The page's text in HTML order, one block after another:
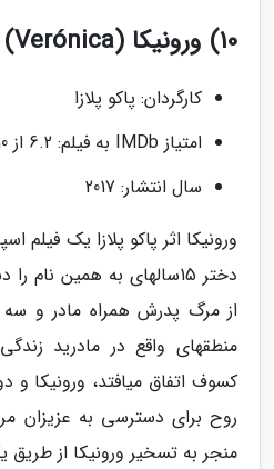
10) ورونیکا (Verónica)
کارگردان: پاکو پلازا
امتیاز IMDb به فیلم: 6.2 از 10
سال انتشار: 2017
ورونیکا اثر پاکو پلازا یک فیلم
دختر 15سالهای به همین
از مرگ پدرش همراه مادر و
منطقهای واقع در مادرید
کسوف اتفاق میافتد، ورونیکا
روح برای دسترسی به عزیزان
منجر به تسخیر ورونیکا از